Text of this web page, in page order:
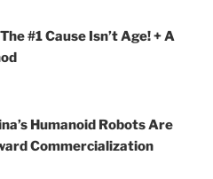
#1 Cause Isn’t Age! + A
Humanoid Robots Are
Commercialization